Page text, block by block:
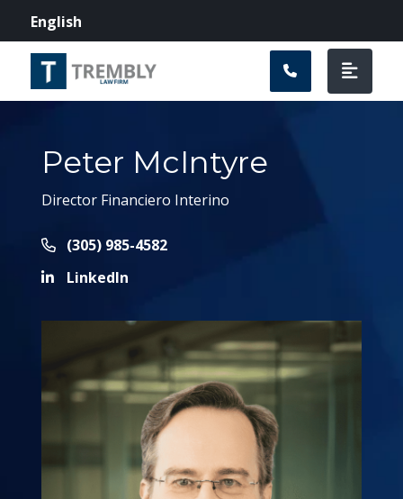
English
Peter McIntyre
Director Financiero Interino
Call Now at
(305) 985-4582
LinkedIn